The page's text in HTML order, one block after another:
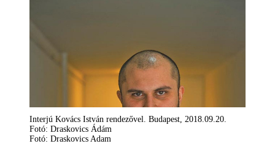
Interjú Kovács István rendezővel. Budapest, 2018.09.20.
Fotó: Draskovics Ádám
Fotó: Draskovics Adam